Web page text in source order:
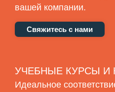
вашей компании.
Свяжитесь с нами
УЧЕБНЫЕ КУРСЫ И
Идеальное